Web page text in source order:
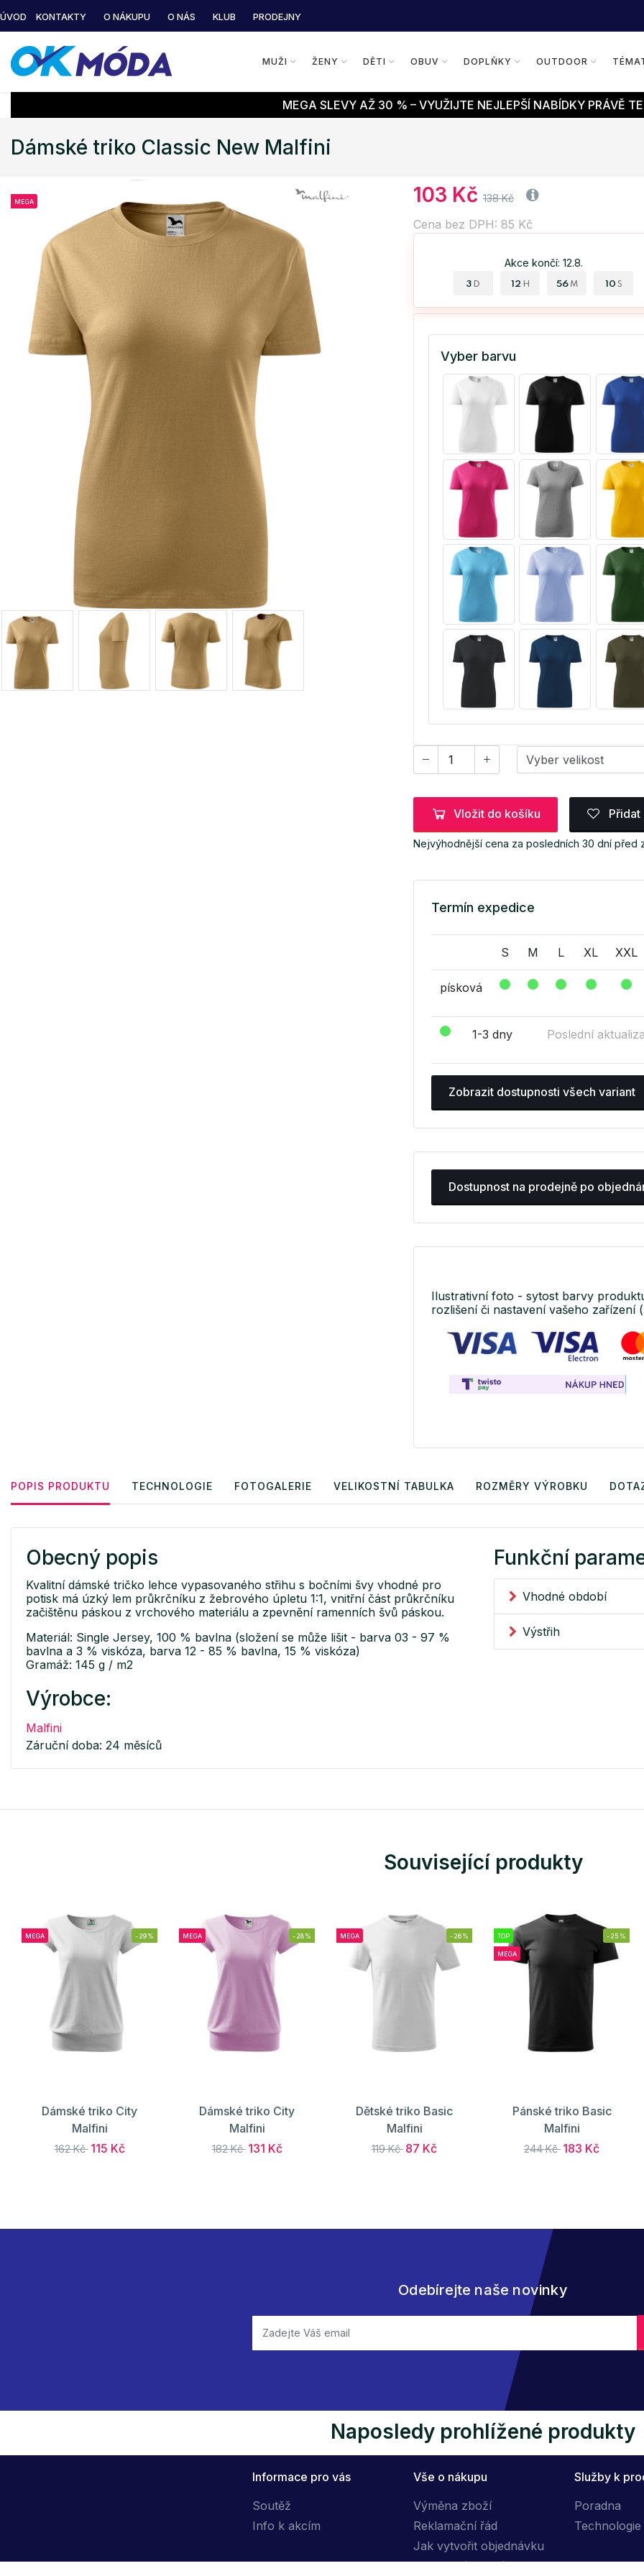
ÚVOD KONTAKTY O NÁKUPU O NÁS KLUB PRODEJNY
MUŽI ŽENY DĚTI OBUV DOPLŇKY OUTDOOR
MEGA SLEVY AŽ 30 % – VYUŽIJTE NEJLEPŠÍ NABÍDKY PRÁVĚ
Dámské triko Classic New Malfini
MEGA 103 Kč 138 Kč
Cena bez DPH: 85 Kč
Akce končí: 12.8.
3 D 12 H 56 M 09 S
Vyber barvu
Vložit do košíku
Nejvýhodnější cena za posledních 30 dní před
Termín expedice
S M L XL XXL
písková
1-3 dny Poslední
Zobrazit dostupnosti všech variant
Dostupnost na prodejně po
Ilustrativní foto - sytost barvy
rozlišení či nastavení vašeho zařízení
POPIS PRODUKTU TECHNOLOGIE FOTOGALERIE VELIKOSTNÍ TABULKA ROZMĚRY VÝROBKU
Obecný popis
Kvalitní dámské tričko lehce vypasovaného střihu s bočními švy vhodné pro
potisk má úzký lem průkrčníku z žebrového úpletu 1:1, vnitřní část průkrčníku
začištěnu páskou z vrchového materiálu a zpevnění ramenních švů páskou.
Materiál: Single Jersey, 100 % bavlna (složení se může lišit - barva 03 - 97 %
bavlna a 3 % viskóza, barva 12 - 85 % bavlna, 15 % viskóza)
Gramáž: 145 g / m2
Výrobce:
Malfini
Záruční doba: 24 měsíců
Funkční
Vhodné období
Výstřih
Související produkty
MEGA -29%
Dámské triko City
Malfini
162 Kč 115 Kč
MEGA -28%
Dámské triko City
Malfini
182 Kč 131 Kč
MEGA -26%
Dětské triko Basic
Malfini
119 Kč 87 Kč
TOP
MEGA
-25%
Pánské triko Basic
Malfini
244 Kč 183 Kč
Odebírejte naše novinky
Naposledy prohlížené produkty
Informace pro vás
Soutěž
Info k akcím
Vše o nákupu
Výměna zboží
Reklamační řád
Jak vytvořit objednávku
Obchodní podmínky
Služby k
Poradna